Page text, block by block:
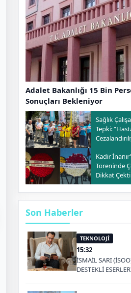
Adalet Bakanlığı 15 Bin
Sonuçları Bekleniyor
Sağlık
Tepki:
Kadir
Töreninde
Dikkat Çekti
Son Haberler
TEKNOLOJİ
15:32
İSMAİL SARI
DESTEKLİ